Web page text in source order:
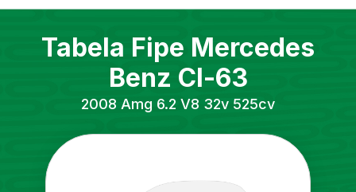
Tabela Fipe Mercedes
Benz Cl-63
2008 Amg 6.2 V8 32v 525cv